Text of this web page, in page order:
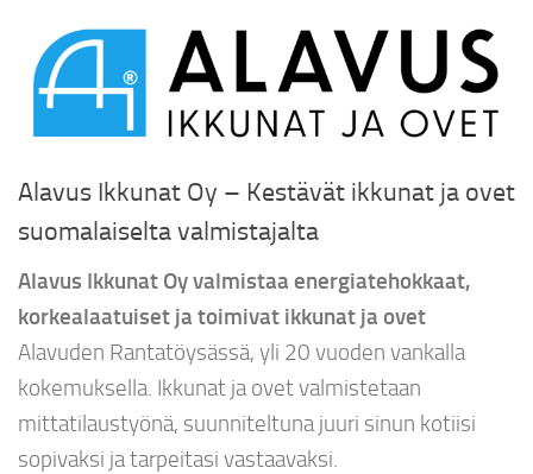
Alavus Ikkunat Oy – Kestävät ikkunat ja ovet
suomalaiselta valmistajalta
Alavus Ikkunat Oy valmistaa energiatehokkaat,
korkealaatuiset ja toimivat ikkunat ja ovet
Alavuden Rantatöysässä, yli 20 vuoden vankalla
kokemuksella. Ikkunat ja ovet valmistetaan
mittatilaustyönä, suunniteltuna juuri sinun kotiisi
sopivaksi ja tarpeitasi vastaavaksi.